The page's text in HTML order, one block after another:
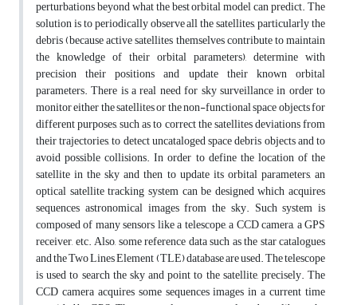
perturbations beyond what the best orbital model can predict. The
solution is to periodically observe all the satellites, particularly the
debris (because active satellites themselves contribute to maintain
the knowledge of their orbital parameters), determine with
precision their positions and update their known orbital
parameters. There is a real need for sky surveillance in order to
monitor either the satellites or the non-functional space objects for
different purposes, such as to correct the satellites deviations from
their trajectories, to detect uncataloged space debris objects and to
avoid possible collisions. In order to define the location of the
satellite in the sky and then to update its orbital parameters, an
optical satellite tracking system can be designed which acquires
sequences astronomical images from the sky. Such system is
composed of many sensors like a telescope, a CCD camera, a GPS
receiver, etc. Also, some reference data such as the star catalogues
and the Two Lines Element (TLE) database are used. The telescope
is used to search the sky and point to the satellite, precisely. The
CCD camera acquires some sequences images in a current time